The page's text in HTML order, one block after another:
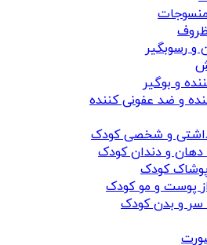
و رسوبگیر
و بوگیر
و ضد عفونی کننده
و شخصی کودک
و دندان کودک
کودک
پوست و مو کودک
و بدن کودک